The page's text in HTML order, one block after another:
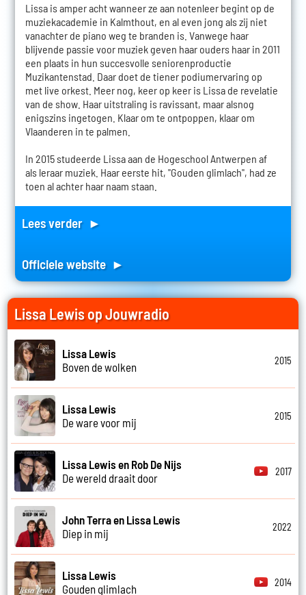
Lissa is amper acht wanneer ze aan notenleer begint op de
muziekacademie in Kalmthout, en al even jong als zij niet
vanachter de piano weg te branden is. Vanwege haar
blijvende passie voor muziek geven haar ouders haar in 2011
een plaats in hun succesvolle seniorenproductie
Muzikantenstad. Daar doet de tiener podiumervaring op
met live orkest. Meer nog, keer op keer is Lissa de revelatie
van de show. Haar uitstraling is ravissant, maar alsnog
enigszins ingetogen. Klaar om te ontpoppen, klaar om
Vlaanderen in te palmen.
In 2015 studeerde Lissa aan de Hogeschool Antwerpen af
als leraar muziek. Haar eerste hit, "Gouden glimlach", had ze
toen al achter haar naam staan.
Lees verder ►
Officiele website ►
Lissa Lewis op Jouwradio
Lissa Lewis
Boven de wolken
2015
Lissa Lewis
De ware voor mij
2015
Lissa Lewis en Rob De Nijs
De wereld draait door
2017
John Terra en Lissa Lewis
Diep in mij
2022
Lissa Lewis
Gouden glimlach
2014